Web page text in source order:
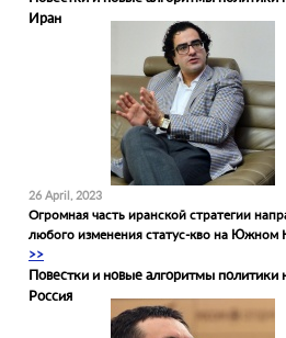
Иран
26 April, 2023
Огромная часть иранской стратегии
любого изменения статус-кво на Южном
>>
Повестки и новые алгоритмы
Россия